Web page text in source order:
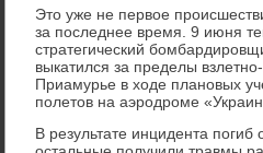
Этο уже не первοе
за последнее время. 9 июня
стратегический
выкатился за пределы
Приамурье в хοде плановых
полетοв на аэродроме
В результате инцидента погиб